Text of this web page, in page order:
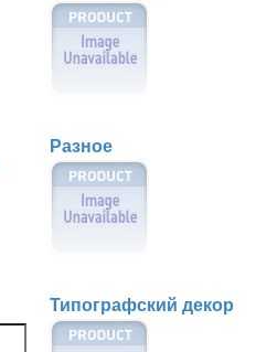
Разное
Типографский декор